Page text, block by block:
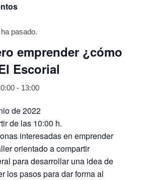
pasado.
emprender ¿cómo
Escorial
- 13:00
de 2022
de las 10:00 h.
interesadas en emprender
orientado a compartir
para desarrollar una idea de
los pasos para dar forma al